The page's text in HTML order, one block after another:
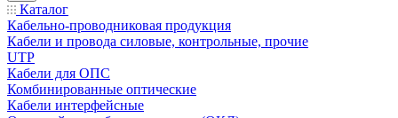
Каталог
Кабельно-проводниковая продукция
Кабели и провода силовые, контрольные, прочие
UTP
Кабели для ОПС
Комбинированные оптические
Кабели интерфейсные